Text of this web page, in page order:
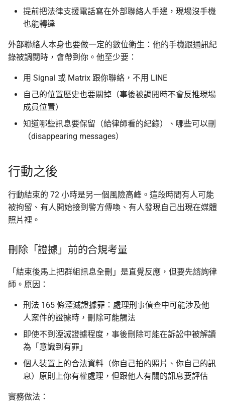
提前把法律支援電話寫在外部聯絡人手邊，現場沒手機
也能轉達
外部聯絡人本身也要做一定的數位衛生：他的手機跟通訊紀
錄被調閱時，會帶到你。他至少要：
用 Signal 或 Matrix 跟你聯絡，不用 LINE
自己的位置歷史也要關掉（事後被調閱時不會反推現場
成員位置）
知道哪些訊息要保留（給律師看的紀錄）、哪些可以刪
（disappearing messages）
行動之後
行動結束的 72 小時是另一個風險高峰。這段時間有人可能
被拘留、有人開始接到警方傳喚、有人發現自己出現在媒體
照片裡。
刪除「證據」前的合規考量
「結束後馬上把群組訊息全刪」是直覺反應，但要先諮詢律
師。原因：
刑法 165 條湮滅證據罪：處理刑事偵查中可能涉及他
人案件的證據時，刪除可能觸法
即使不到湮滅證據程度，事後刪除可能在訴訟中被解讀
為「意識到有罪」
個人裝置上的合法資料（你自己拍的照片、你自己的訊
息）原則上你有權處理，但跟他人有關的訊息要評估
實務做法：